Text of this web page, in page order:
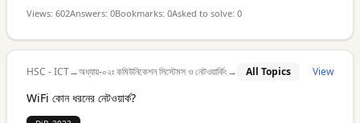
Views: 602Answers: 0Bookmarks: 0Asked to solve: 0
HSC - ICT→অধ্যায়-০২ঃ কমিউনিকেশন সিস্টেমস ও নেটওয়ার্কিং→ All Topics View
WiFi কোন ধরনের নেটওয়ার্ক?